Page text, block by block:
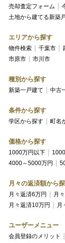
売却査定フォーム
土地から建てる新築
エリアから探す
物件検索 千葉市
市原市
市川市
種別から探す
新築一戸建て 中古
条件から探す
学区から探す 町名
価格から探す
1000万円以下
4000～5000万円
月々の返済額から
月々返済6万円 月
月々返済10万円
月
ユーザーメニュー
会員登録のメリット